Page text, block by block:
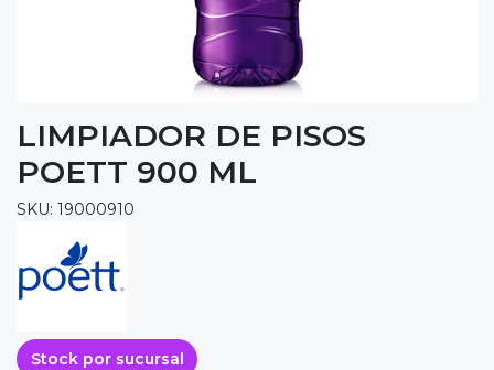
LIMPIADOR DE PISOS
POETT 900 ML
SKU: 19000910
Stock por sucursal